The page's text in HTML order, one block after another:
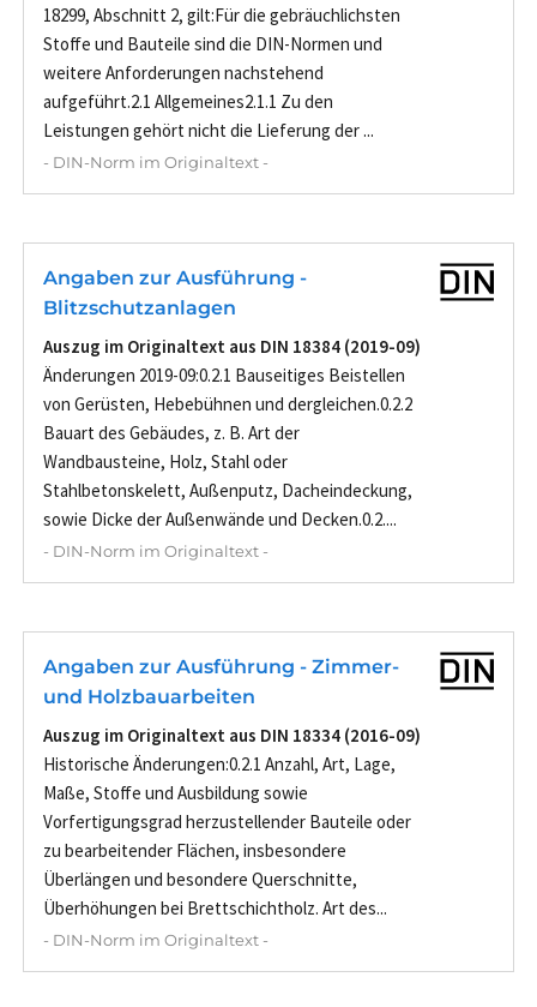
18299, Abschnitt 2, gilt:Für die gebräuchlichsten
Stoffe und Bauteile sind die DIN-Normen und
weitere Anforderungen nachstehend
aufgeführt.2.1 Allgemeines2.1.1 Zu den
Leistungen gehört nicht die Lieferung der ...
- DIN-Norm im Originaltext -
Angaben zur Ausführung -
Blitzschutzanlagen
Auszug im Originaltext aus DIN 18384 (2019-09)
Änderungen 2019-09:0.2.1 Bauseitiges Beistellen
von Gerüsten, Hebebühnen und dergleichen.0.2.2
Bauart des Gebäudes, z. B. Art der
Wandbausteine, Holz, Stahl oder
Stahlbetonskelett, Außenputz, Dacheindeckung,
sowie Dicke der Außenwände und Decken.0.2....
- DIN-Norm im Originaltext -
Angaben zur Ausführung - Zimmer-
und Holzbauarbeiten
Auszug im Originaltext aus DIN 18334 (2016-09)
Historische Änderungen:0.2.1 Anzahl, Art, Lage,
Maße, Stoffe und Ausbildung sowie
Vorfertigungsgrad herzustellender Bauteile oder
zu bearbeitender Flächen, insbesondere
Überlängen und besondere Querschnitte,
Überhöhungen bei Brettschichtholz. Art des...
- DIN-Norm im Originaltext -